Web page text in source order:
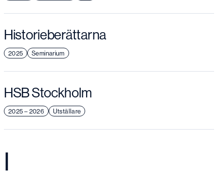
Historieberättarna
2025 Seminarium
HSB Stockholm
2025 – 2026 Utställare
I